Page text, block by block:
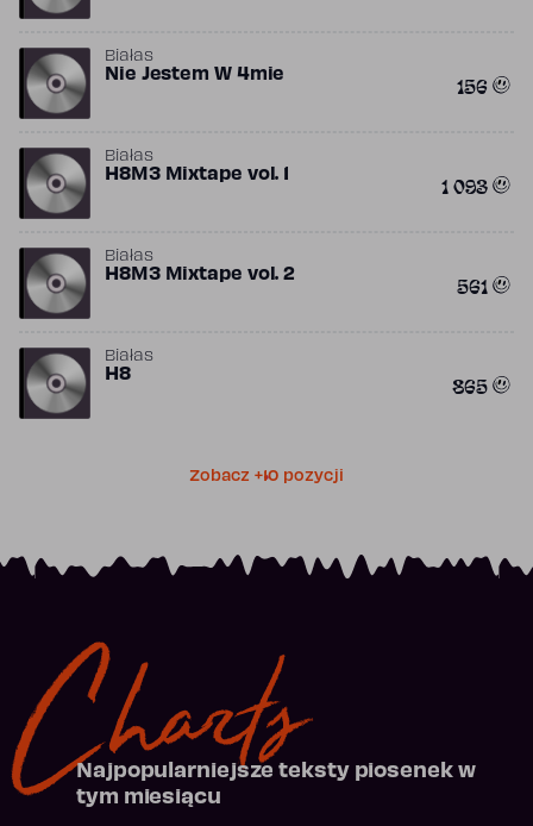
Białas
Nie Jestem W 4mie 156
Białas
H8M3 Mixtape vol. 1 1 093
Białas
H8M3 Mixtape vol. 2 561
Białas
H8 865
Zobacz +10 pozycji
Charts
Najpopularniejsze teksty piosenek w
tym miesiącu